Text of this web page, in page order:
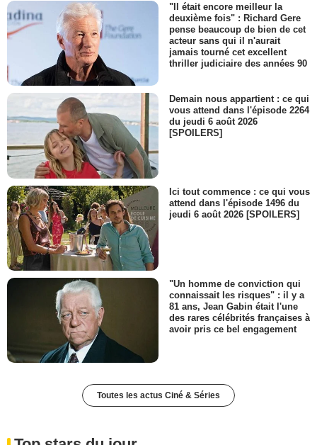
"Il était encore meilleur la
deuxième fois" : Richard Gere
pense beaucoup de bien de cet
acteur sans qui il n'aurait
jamais tourné cet excellent
thriller judiciaire des années 90
Demain nous appartient : ce qui
vous attend dans l'épisode 2264
du jeudi 6 août 2026
[SPOILERS]
Ici tout commence : ce qui vous
attend dans l'épisode 1496 du
jeudi 6 août 2026 [SPOILERS]
"Un homme de conviction qui
connaissait les risques" : il y a
81 ans, Jean Gabin était l'une
des rares célébrités françaises à
avoir pris ce bel engagement
Toutes les actus Ciné & Séries